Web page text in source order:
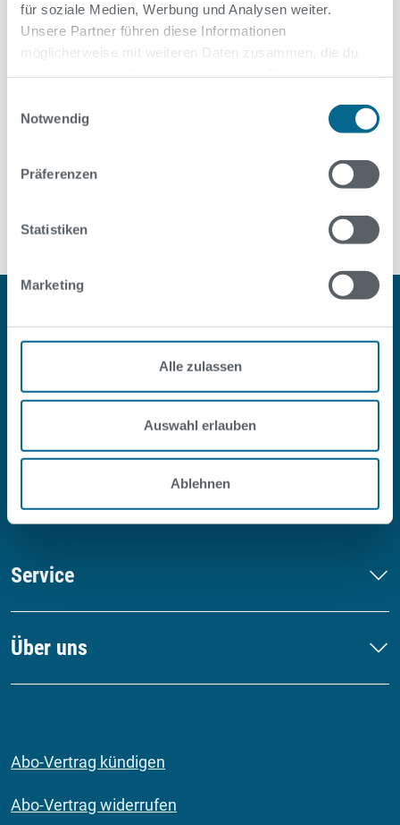
für soziale Medien, Werbung und Analysen weiter.
Unsere Partner führen diese Informationen
möglicherweise mit weiteren Daten zusammen, die du
Notwendig
Präferenzen
Statistiken
Marketing
Alle zulassen
Auswahl erlauben
Ablehnen
Alle News
#SOPOOLISTNURBERLIN
Instagram Youtube
Service
Über uns
Abo-Vertrag kündigen
Abo-Vertrag widerrufen